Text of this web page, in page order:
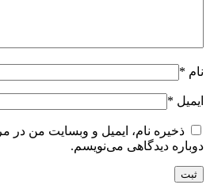
نام *
ایمیل *
ذخیره نام، ایمیل و وبسایت من در
دوباره دیدگاهی می‌نویسم.